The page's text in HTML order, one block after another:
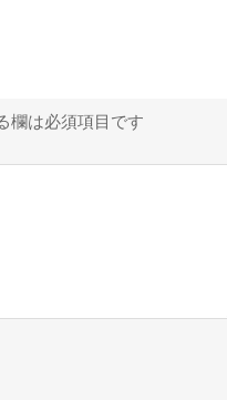
欄は必須項目です